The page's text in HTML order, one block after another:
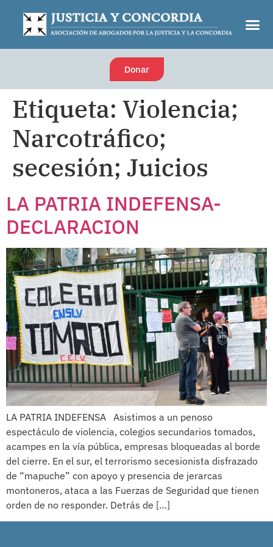
Donar
Etiqueta: Violencia;
Narcotráfico;
secesión; Juicios
LA PATRIA INDEFENSA-
DECLARACION
LA PATRIA INDEFENSA Asistimos a un penoso
espectáculo de violencia, colegios secundarios tomados,
acampes en la vía pública, empresas bloqueadas al borde
del cierre. En el sur, el terrorismo secesionista disfrazado
de “mapuche” con apoyo y presencia de jerarcas
montoneros, ataca a las Fuerzas de Seguridad que tienen
orden de no responder. Detrás de […]